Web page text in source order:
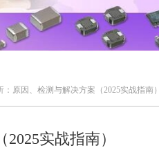
原因、检测与解决方案（2025实战指南）
实战指南）